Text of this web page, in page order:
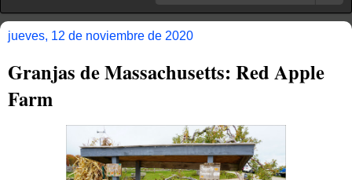
jueves, 12 de noviembre de 2020
Granjas de Massachusetts: Red Apple
Farm